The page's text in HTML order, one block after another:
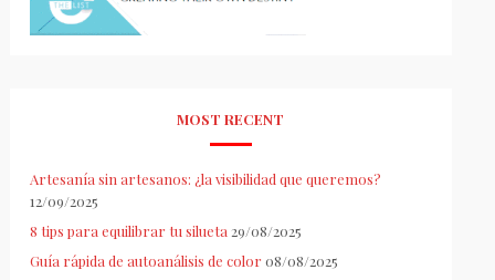
MOST RECENT
Artesanía sin artesanos: ¿la visibilidad que queremos?
12/09/2025
8 tips para equilibrar tu silueta 29/08/2025
Guía rápida de autoanálisis de color 08/08/2025